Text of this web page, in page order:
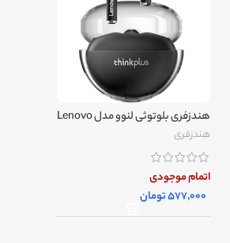
هندزفری بلوتوثی لنوو مدل Lenovo
LivePods LP80 Pro
هندزفری
اتمام موجودی
تومان